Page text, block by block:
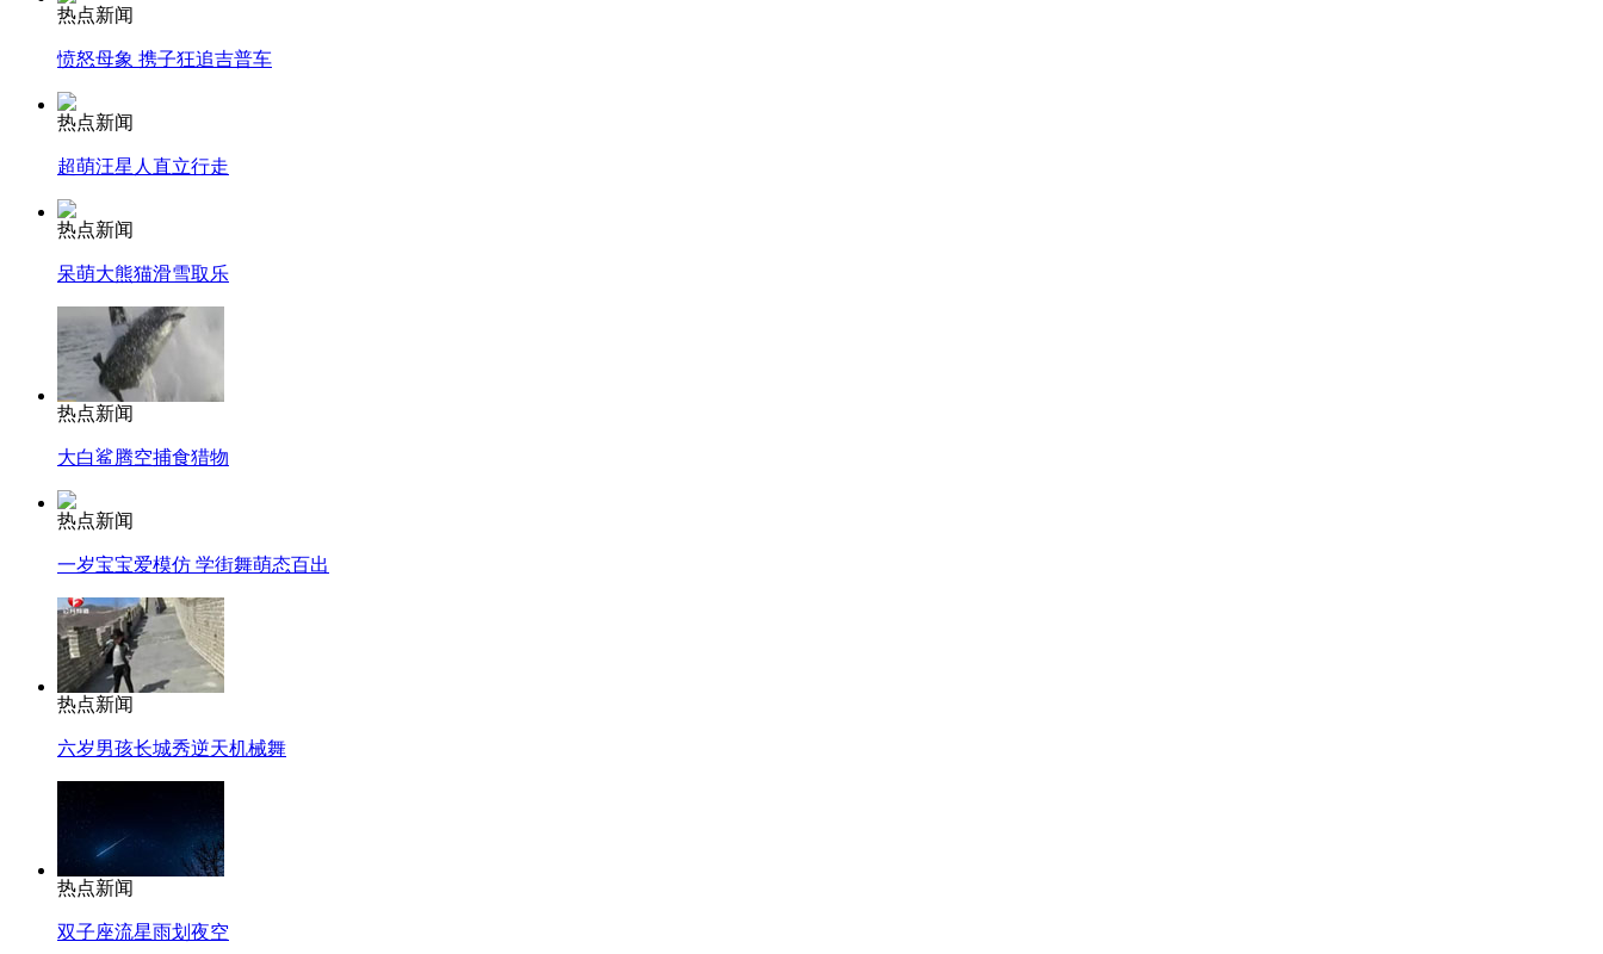
热点新闻
愤怒母象 携子狂追吉普车
热点新闻
超萌汪星人直立行走
热点新闻
呆萌大熊猫滑雪取乐
热点新闻
大白鲨腾空捕食猎物
热点新闻
一岁宝宝爱模仿 学街舞萌态百出
热点新闻
六岁男孩长城秀逆天机械舞
热点新闻
双子座流星雨划夜空